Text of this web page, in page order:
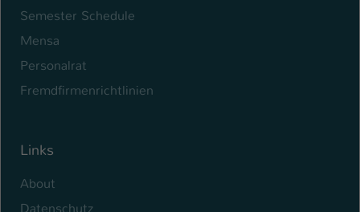
Semester Schedule
Mensa
Personalrat
Fremdfirmenrichtlinien
Links
About
Datenschutz
Zweck
angemeldet ist und Rechte besitzt diese